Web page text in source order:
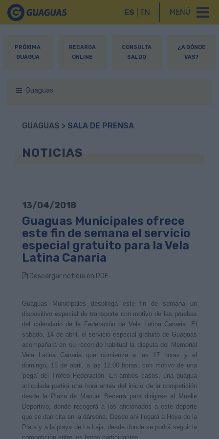
MENÚ
ES EN
PRÓXIMA
GUAGUA
RECARGA
ONLINE
CONSULTA
SALDO
¿A DÓNDE
VAS?
Guaguas
GUAGUAS > SALA DE PRENSA
NOTICIAS
13/04/2018
Guaguas Municipales ofrece
este fin de semana el servicio
especial gratuito para la Vela
Latina Canaria
Descargar noticia en PDF
Guaguas Municipales despliega este fin de semana un
dispositivo especial de transporte con motivo de las pruebas
del calendario de la Federación de Vela Latina Canaria. El
sábado, 14 de abril, el servicio especial gratuito de Guaguas
acompañará en su recorrido habitual la disputa del Memorial
Vela Latina Canaria que comienza a las 17 horas y el
domingo, 15 de abril, a las 12.00 horas, con motivo de una
'pega' del Trofeo Federación. En ambos casos, una guagua
articulada partirá una hora antes del inicio de la competición
desde la Plaza de Manuel Becerra para dirigirse al Muelle
Deportivo, donde recogerá a los aficionados a este deporte
que se dan cita en la dársena. Desde ahí llegará a Hoya de la
Plata y a la playa de La Laja, desde donde se podrá seguir la
competición entre los botes participantes.